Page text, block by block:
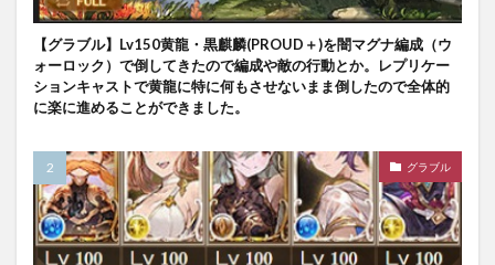
【グラブル】Lv150黄龍・黒麒麟(PROUD＋)を闇マグナ編成（ウ
ォーロック）で倒してきたので編成や敵の行動とか。レプリケー
ションキャストで黄龍に特に何もさせないまま倒したので全体的
に楽に進めることができました。
グラブル